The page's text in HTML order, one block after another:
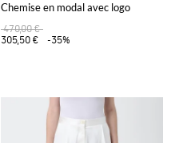
Chemise en modal avec logo
470,00 €
305,50 €
-35%